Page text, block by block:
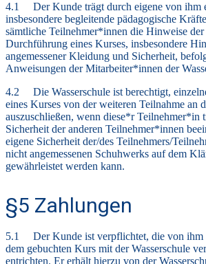
4.1 Der Kunde trägt durch eigene von ihm
insbesondere begleitende pädagogische
sämtliche Teilnehmer*innen die Hinweise der
Durchführung eines Kurses, insbesondere
angemessener Kleidung und Sicherheit,
Anweisungen der Mitarbeiter*innen der
4.2 Die Wasserschule ist berechtigt,
eines Kurses von der weiteren Teilnahme an
auszuschließen, wenn diese*r Teilnehmer*in
Sicherheit der anderen Teilnehmer*innen
eigene Sicherheit der/des Teilnehmers/
nicht angemessenen Schuhwerks auf dem
gewährleistet werden kann.
§5 Zahlungen
5.1 Der Kunde ist verpflichtet, die von ihm
dem gebuchten Kurs mit der Wasserschule
entrichten. Er erhält hierzu von der